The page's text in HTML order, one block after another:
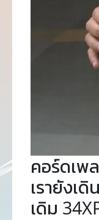
คอร์ดเพ
เรายังเ
เดิม